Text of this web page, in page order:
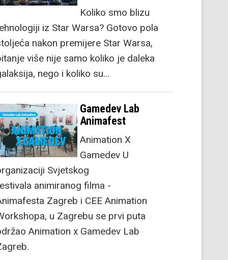
Koliko smo blizu
iz Star Warsa? Gotovo pola
nakon premijere Star Warsa,
više nije samo koliko je daleka
nego i koliko su…
Gamedev Lab
Animafest
Animation X
Gamedev U
Svjetskog
animiranog filma -
Zagreb i CEE Animation
u Zagrebu se prvi puta
Animation x Gamedev Lab